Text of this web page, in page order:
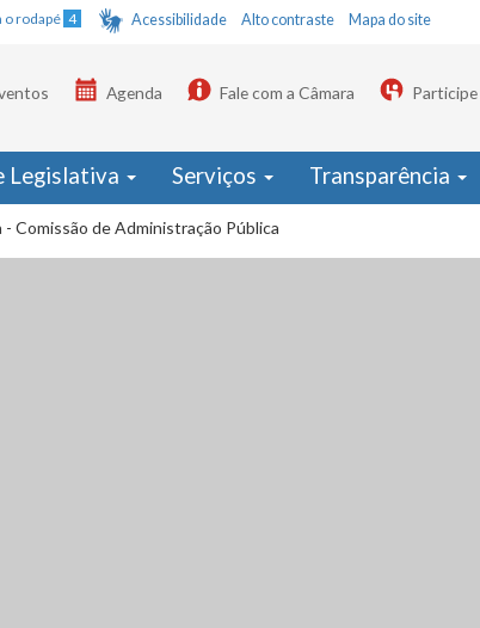
o rodapé 4 Acessibilidade Alto contraste Mapa do site
Agenda Fale com a Câmara Participe
Legislativa Serviços Transparência
- Comissão de Administração Pública